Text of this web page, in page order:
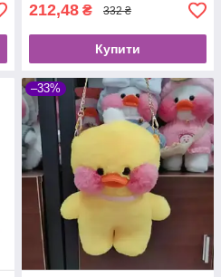
212,48 ₴ 332 ₴
Купити
–33%